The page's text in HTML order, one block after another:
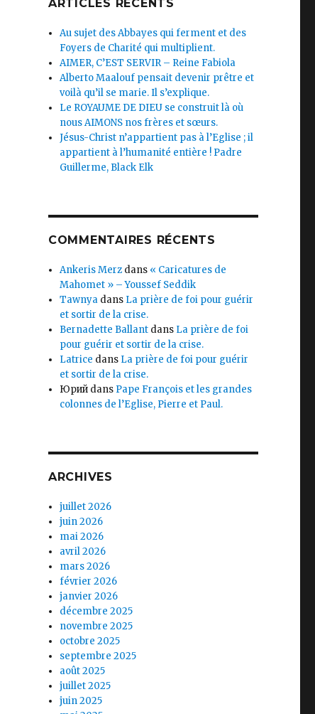
ARTICLES RÉCENTS
Au sujet des Abbayes qui ferment et des
Foyers de Charité qui multiplient.
AIMER, C’EST SERVIR – Reine Fabiola
Alberto Maalouf pensait devenir prêtre et
voilà qu’il se marie. Il s’explique.
Le ROYAUME DE DIEU se construit là où
nous AIMONS nos frères et sœurs.
Jésus-Christ n’appartient pas à l’Eglise ; il
appartient à l’humanité entière ! Padre
Guillerme, Black Elk
COMMENTAIRES RÉCENTS
Ankeris Merz dans « Caricatures de
Mahomet » – Youssef Seddik
Tawnya dans La prière de foi pour guérir
et sortir de la crise.
Bernadette Ballant dans La prière de foi
pour guérir et sortir de la crise.
Latrice dans La prière de foi pour guérir
et sortir de la crise.
Юрий dans Pape François et les grandes
colonnes de l’Eglise, Pierre et Paul.
ARCHIVES
juillet 2026
juin 2026
mai 2026
avril 2026
mars 2026
février 2026
janvier 2026
décembre 2025
novembre 2025
octobre 2025
septembre 2025
août 2025
juillet 2025
juin 2025